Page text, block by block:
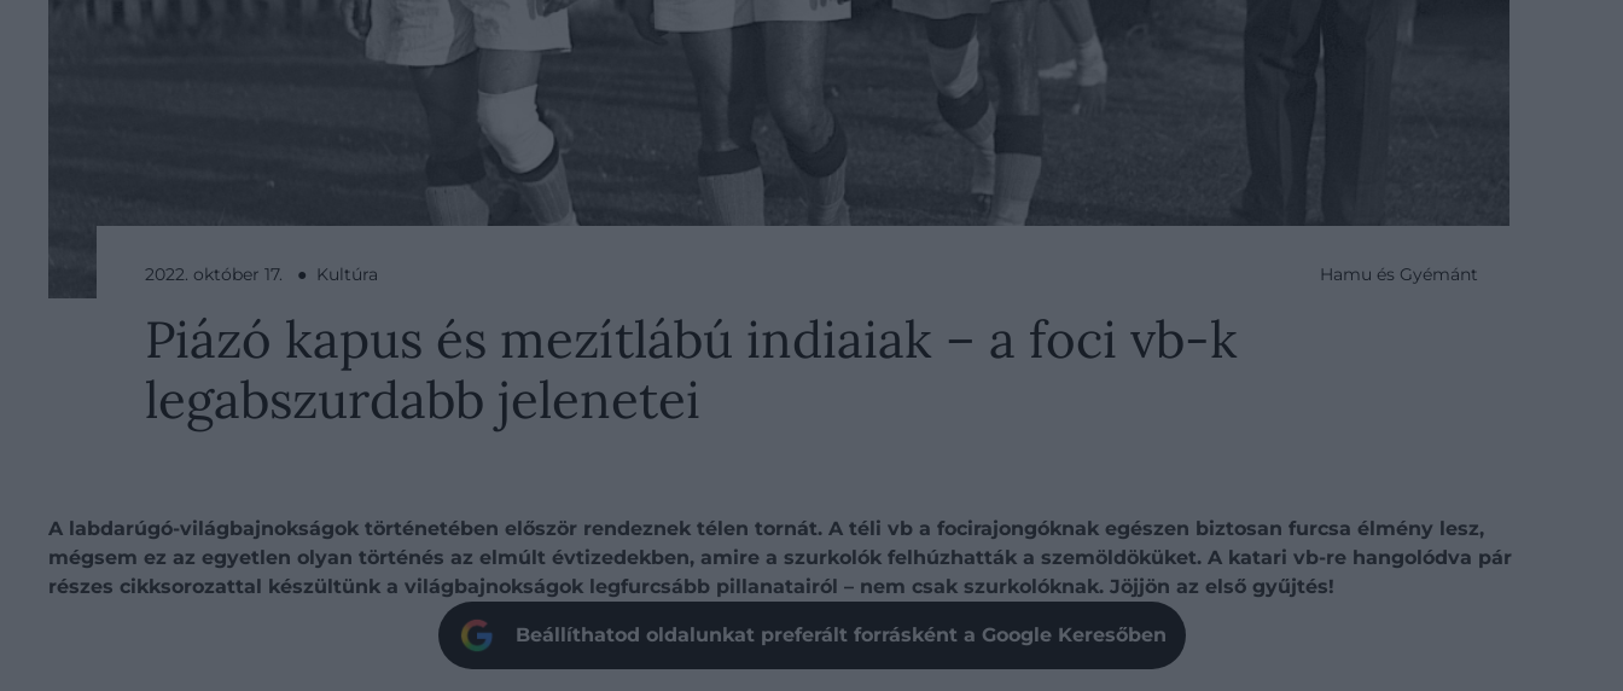
2022. október 17. ● Kultúra Hamu és Gyémánt
Piázó kapus és mezítlábú indiaiak – a foci vb-k
legabszurdabb jelenetei
A labdarúgó-világbajnokságok történetében először rendeznek télen tornát. A téli vb a focirajongóknak egészen biztosan furcsa élmény lesz,
mégsem ez az egyetlen olyan történés az elmúlt évtizedekben, amire a szurkolók felhúzhatták a szemöldöküket. A katari vb-re hangolódva pár
részes cikksorozattal készültünk a világbajnokságok legfurcsább pillanatairól – nem csak szurkolóknak. Jöjjön az első gyűjtés!
Beállíthatod oldalunkat preferált forrásként a Google Keresőben